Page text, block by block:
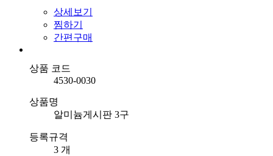
상세보기
찜하기
간편구매
상품 코드
4530-0030
상품명
알미늄게시판 3구
등록규격
3 개